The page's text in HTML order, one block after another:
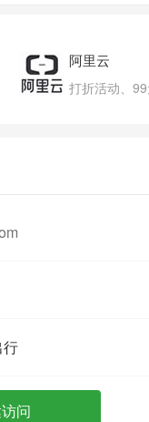
阿里云
打折活动、
行
问